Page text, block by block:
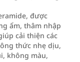
được
ẩm, thâm nhập
cải thiện các
thức nhẹ dịu,
không màu,